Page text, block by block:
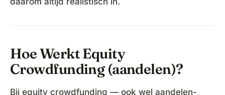
Hoe Werkt Equity
Crowdfunding (aandelen)?
Bij equity crowdfunding — ook wel aandelen-